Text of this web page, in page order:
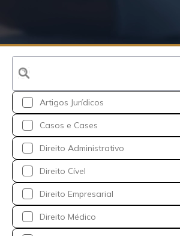
Artigos Jurídicos
Casos e Cases
Direito Administrativo
Direito Cível
Direito Empresarial
Direito Médico